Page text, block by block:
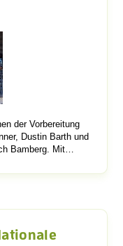
der Vorbereitung
Dustin Barth und
Bamberg. Mit…